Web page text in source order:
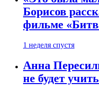
Борисов
фильме
1 неделя спустя
Анна
не будет